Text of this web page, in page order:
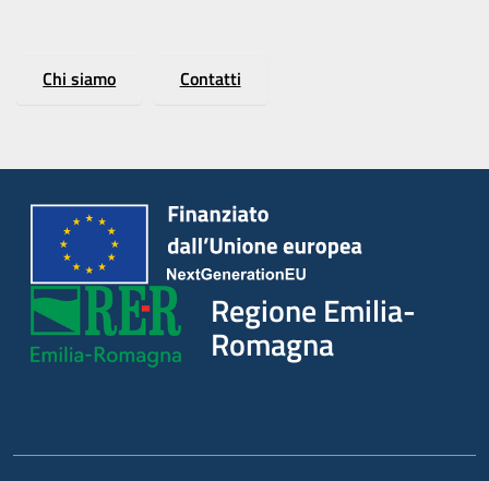
Chi siamo Contatti
Regione Emilia-
Romagna